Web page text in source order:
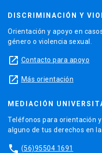
DISCRIMINACIÓN Y
Orientación y apoyo en
género o violencia sexual.
launch Contacto para apoyo
launch Más orientación
MEDIACIÓN
Teléfonos para orientación
alguno de tus derechos en la
phone (56)95504 1691